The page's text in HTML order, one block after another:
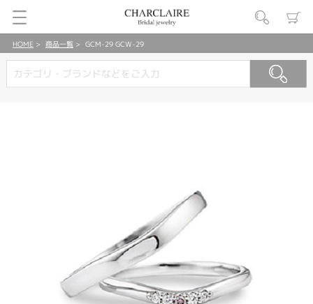
HOME 商品一覧 GCM-29 GCW-29